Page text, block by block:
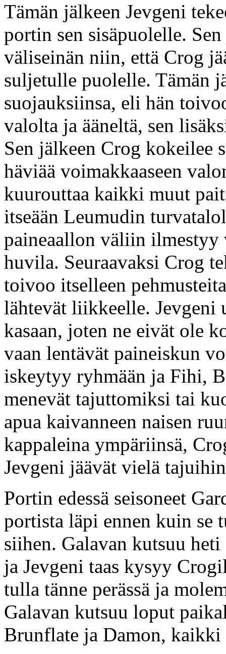
Tämän jälkeen Jevgeni
portin sen sisäpuolelle.
väliseinän niin, että Crog
suljetulle puolelle. Tämän
suojauksiinsa, eli hän
valolta ja ääneltä, sen
Sen jälkeen Crog kokeilee
häviää voimakkaaseen
kuurouttaa kaikki muut
itseään Leumudin
paineaallon väliin ilmestyy
huvila. Seuraavaksi Crog
toivoo itselleen
lähtevät liikkeelle. Jevgeni
kasaan, joten ne eivät ole
vaan lentävät paineiskun
iskeytyy ryhmään ja Fihi,
menevät tajuttomiksi tai
apua kaivanneen naisen
kappaleina ympäriinsä,
Jevgeni jäävät vielä
Portin edessä seisoneet
portista läpi ennen kuin se
siihen. Galavan kutsuu
ja Jevgeni taas kysyy
tulla tänne perässä ja
Galavan kutsuu loput
Brunflate ja Damon,